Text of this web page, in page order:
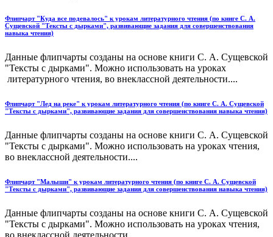
Флипчарт "Куда все подевалось" к урокам литературного чтения (по книге С. А.
Сущевской "Тексты с дырками", развивающие задания для совершенствования
навыка чтения)
Данные флипчарты созданы на основе книги С. А. Сущевской
"Тексты с дырками". Можно использовать на уроках
литературного чтения, во внеклассной деятельности....
Флипчарт "Лед на реке" к урокам литературного чтения (по книге С. А. Сущевской
"Тексты с дырками", развивающие задания для совершенствования навыка чтения)
Данные флипчарты созданы на основе книги С. А. Сущевской
"Тексты с дырками". Можно использовать на уроках чтения,
во внеклассной деятельности....
Флипчарт "Малыши" к урокам литературного чтения (по книге С. А. Сущевской
"Тексты с дырками", развивающие задания для совершенствования навыка чтения)
Данные флипчарты созданы на основе книги С. А. Сущевской
"Тексты с дырками". Можно использовать на уроках чтения,
во внеклассной деятельности....